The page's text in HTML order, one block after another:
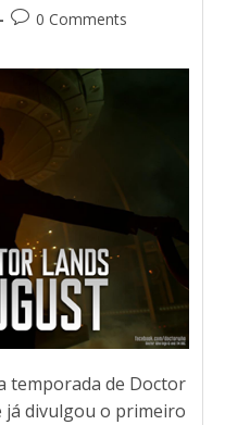
0 Comments
temporada de Doctor
já divulgou o primeiro